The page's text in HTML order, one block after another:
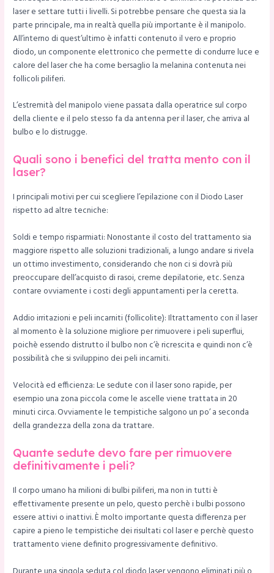
laser e settare tutti i livelli. Si potrebbe pensare che questa sia la
parte principale, ma in realtà quella più importante è il manipolo.
All’interno di quest’ultimo è infatti contenuto il vero e proprio
diodo, un componente elettronico che permette di condurre luce e
calore del laser che ha come bersaglio la melanina contenuta nei
follicoli piliferi.
L’estremità del manipolo viene passata dalla operatrice sul corpo
della cliente e il pelo stesso fa da antenna per il laser, che arriva al
bulbo e lo distrugge.
Quali sono i benefici del tratta mento con il
laser?
I principali motivi per cui scegliere l’epilazione con il Diodo Laser
rispetto ad altre tecniche:
Soldi e tempo risparmiati: Nonostante il costo del trattamento sia
maggiore rispetto alle soluzioni tradizionali, a lungo andare si rivela
un ottimo investimento, considerando che non ci si dovrà più
preoccupare dell’acquisto di rasoi, creme depilatorie, etc. Senza
contare ovviamente i costi degli appuntamenti per la ceretta.
Addio irritazioni e peli incarniti (follicolite): Iltrattamento con il laser
al momento è la soluzione migliore per rimuovere i peli superflui,
poichè essendo distrutto il bulbo non c’è ricrescita e quindi non c’è
possibilità che si sviluppino dei peli incarniti.
Velocità ed efficienza: Le sedute con il laser sono rapide, per
esempio una zona piccola come le ascelle viene trattata in 20
minuti circa. Ovviamente le tempistiche salgono un po’ a seconda
della grandezza della zona da trattare.
Quante sedute devo fare per rimuovere
definitivamente i peli?
Il corpo umano ha milioni di bulbi piliferi, ma non in tutti è
effettivamente presente un pelo, questo perchè i bulbi possono
essere attivi o inattivi. È molto importante questa differenza per
capire a pieno le tempistiche dei risultati col laser e perchè questo
trattamento viene definito progressivamente definitivo.